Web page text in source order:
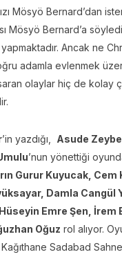
Mösyö Bernard’dan
Mösyö Bernard’a
Ancak ne
adamla evlenmek
olaylar hiç de kolay
’in yazdığı, Asude
’nun yönettiği
Gurur Kuyucak,
Damla Cangül
Emre Şen, İrem
Oğuz rol alıyor.
Sadabad